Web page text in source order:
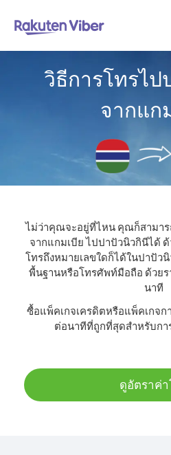
วิธีการโทรไ
จากแก
ไม่ว่าคุณจะอยู่ที่ไหน คุณก็สามา
จากแกมเบีย ไปปาปัวนิวกินีได้ ด้
โทรถึงหมายเลขใดก็ได้ในปาปัว
พื้นฐานหรือโทรศัพท์มือถือ ด้วยร
นาที
ซื้อแพ็คเกจเครดิตหรือแพ็คเกจก
ต่อนาทีที่ถูกที่สุดสำหรับกา
ดูอัตราค่า